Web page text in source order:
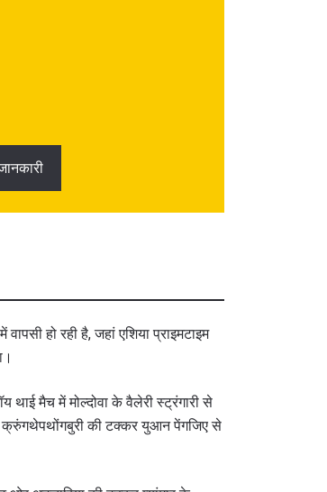
हो रही है, जहां एशिया प्राइमटाइम
थाई मैच में मोल्दोवा के वैलेरी स्ट्रंगारी से
क्रुंगथेपथोंगबुरी की टक्कर युआन पेंगजिए से